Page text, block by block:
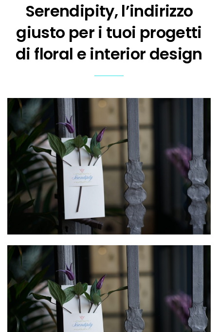
Serendipity, l’indirizzo
giusto per i tuoi progetti
di floral e interior design